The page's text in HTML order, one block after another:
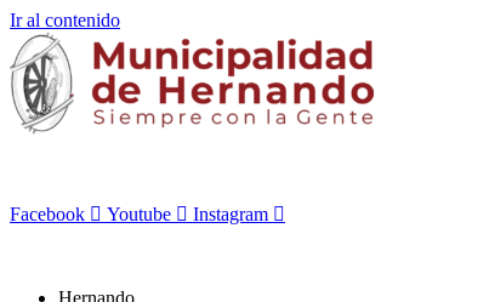
Ir al contenido
Facebook Youtube Instagram
Hernando